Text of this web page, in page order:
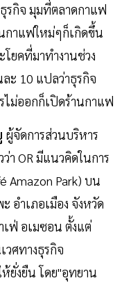
รกิจ มุมที่ตลาดกาแฟ
กาแฟใหม่ๆก็เกิดขึ้น
โยคที่มาทำงานช่วง
ะ 10 แปลว่าธุรกิจ
ม่ออกก็เปิดร้านกาแฟ
ผู้จัดการส่วนบริหาร
า OR มีแนวคิดในการ
Amazon Park) บน
อำเภอเมือง จังหวัด
เฟ่ อเมซอน ตั้งแต่
วศทางธุรกิจ
ยั่งยืน โดย"อุทยาน